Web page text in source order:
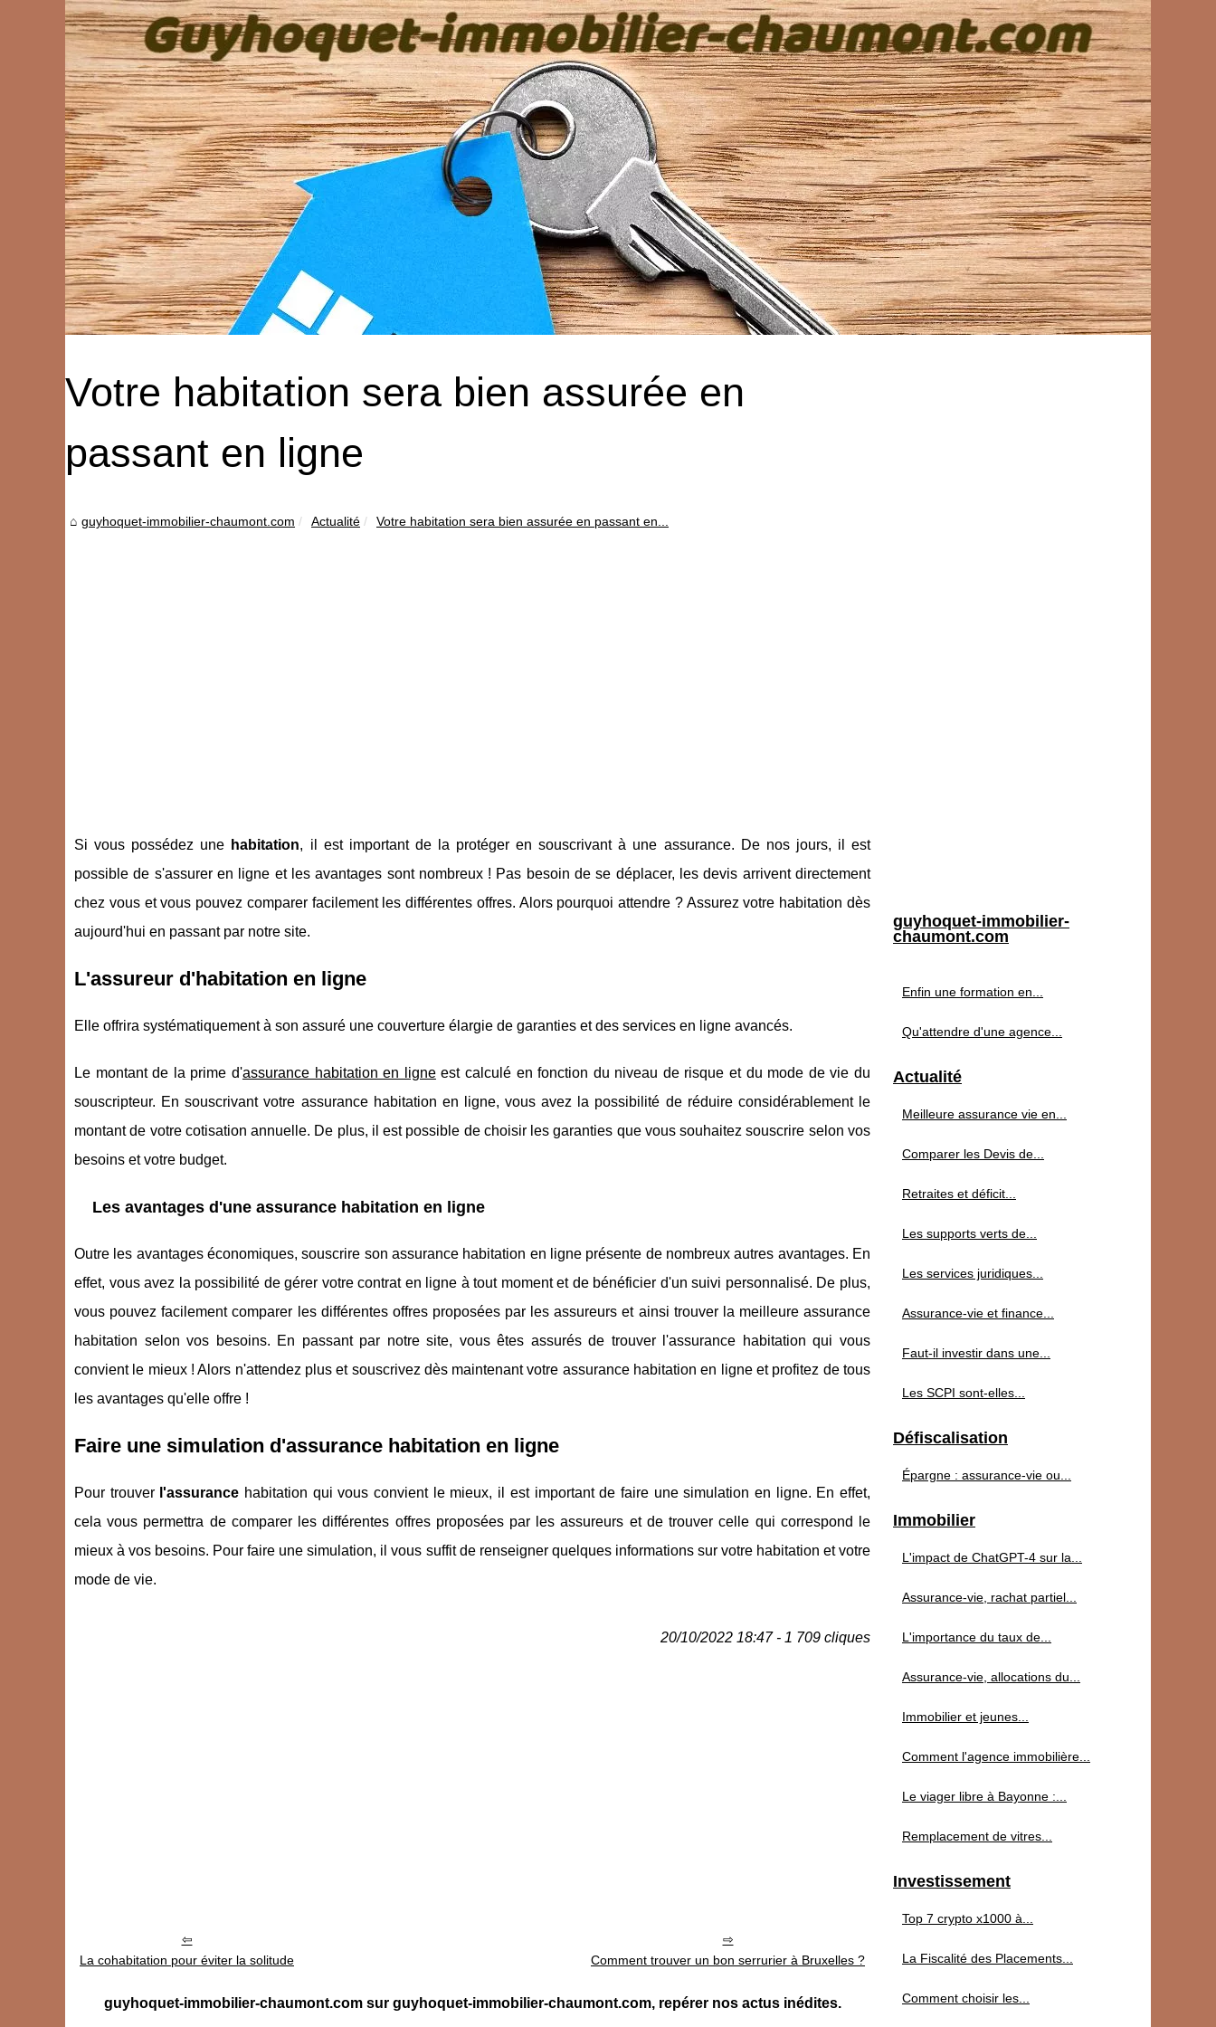
Votre habitation sera bien assurée en
passant en ligne
guyhoquet-immobilier-chaumont.com Actualité Votre habitation sera bien assurée en passant en...
Si vous possédez une habitation, il est important de la protéger en souscrivant à une assurance. De nos jours, il est
possible de s'assurer en ligne et les avantages sont nombreux ! Pas besoin de se déplacer, les devis arrivent directement
chez vous et vous pouvez comparer facilement les différentes offres. Alors pourquoi attendre ? Assurez votre habitation dès
aujourd'hui en passant par notre site.
L'assureur d'habitation en ligne
Elle offrira systématiquement à son assuré une couverture élargie de garanties et des services en ligne avancés.
Le montant de la prime d'assurance habitation en ligneest calculé en fonction du niveau de risque et du mode de vie du
souscripteur. En souscrivant votre assurance habitation en ligne, vous avez la possibilité de réduire considérablement le
montant de votre cotisation annuelle. De plus, il est possible de choisir les garanties que vous souhaitez souscrire selon vos
besoins et votre budget.
Les avantages d'une assurance habitation en ligne
Outre les avantages économiques, souscrire son assurance habitation en ligne présente de nombreux autres avantages. En
effet, vous avez la possibilité de gérer votre contrat en ligne à tout moment et de bénéficier d'un suivi personnalisé. De plus,
vous pouvez facilement comparer les différentes offres proposées par les assureurs et ainsi trouver la meilleure assurance
habitation selon vos besoins. En passant par notre site, vous êtes assurés de trouver l'assurance habitation qui vous
convient le mieux ! Alors n'attendez plus et souscrivez dès maintenant votre assurance habitation en ligne et profitez de tous
les avantages qu'elle offre !
Faire une simulation d'assurance habitation en ligne
Pour trouver l'assurance habitation qui vous convient le mieux, il est important de faire une simulation en ligne. En effet,
cela vous permettra de comparer les différentes offres proposées par les assureurs et de trouver celle qui correspond le
mieux à vos besoins. Pour faire une simulation, il vous suffit de renseigner quelques informations sur votre habitation et votre
mode de vie.
20/10/2022 18:47 - 1 709 cliques
La cohabitation pour éviter la solitude Comment trouver un bon serrurier à Bruxelles ?
guyhoquet-immobilier-chaumont.com sur guyhoquet-immobilier-chaumont.com, repérer nos actus inédites.
guyhoquet-immobilier-
chaumont.com
Enfin une formation en...
Qu'attendre d'une agence...
Actualité
Meilleure assurance vie en...
Comparer les Devis de...
Retraites et déficit...
Les supports verts de...
Les services juridiques...
Assurance-vie et finance...
Faut-il investir dans une...
Les SCPI sont-elles...
Défiscalisation
Épargne : assurance-vie ou...
Immobilier
L'impact de ChatGPT-4 sur la...
Assurance-vie, rachat partiel...
L'importance du taux de...
Assurance-vie, allocations du...
Immobilier et jeunes...
Comment l'agence immobilière...
Le viager libre à Bayonne :...
Remplacement de vitres...
Investissement
Top 7 crypto x1000 à...
La Fiscalité des Placements...
Comment choisir les...